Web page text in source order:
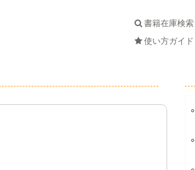
書籍在庫検索
使い方ガイド